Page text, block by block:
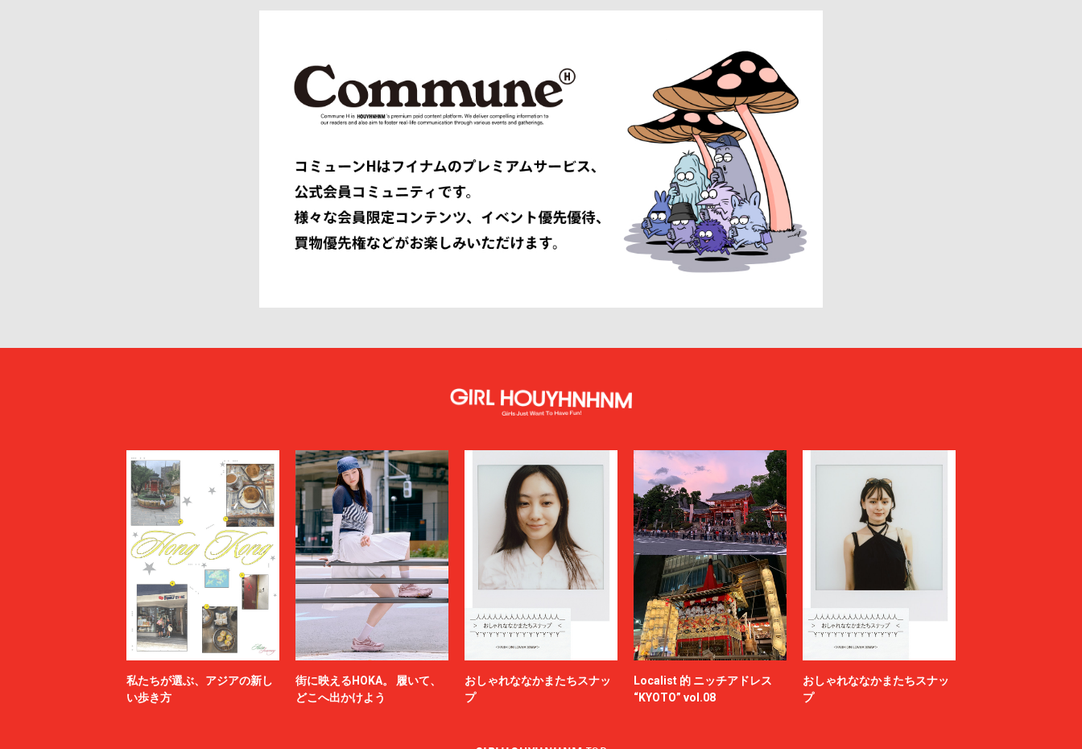
私たちが選ぶ、アジアの新し
い歩き方
街に映えるHOKA。 履いて、
どこへ出かけよう
おしゃれななかまたちスナッ
プ
Localist 的 ニッチアドレス
“KYOTO” vol.08
おしゃれななかまたちスナッ
プ